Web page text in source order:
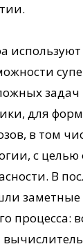
задач
для
в том
с целью
В
заметные
процесса: